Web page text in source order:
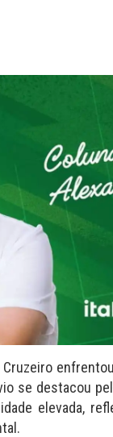
Cruzeiro
se destacou
elevada,